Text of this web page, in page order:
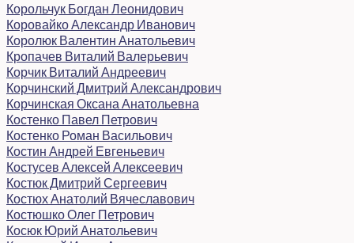
Корольчук Богдан Леонидович
Коровайко Александр Иванович
Королюк Валентин Анатольевич
Кропачев Виталий Валерьевич
Корчик Виталий Андреевич
Корчинский Дмитрий Александрович
Корчинская Оксана Анатольевна
Костенко Павел Петрович
Костенко Роман Васильович
Костин Андрей Евгеньевич
Костусев Алексей Алексеевич
Костюк Дмитрий Сергеевич
Костюх Анатолий Вячеславович
Костюшко Олег Петрович
Косюк Юрий Анатольевич